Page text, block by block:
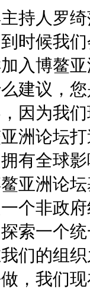
持人罗
时候我
入博鳌
建议，
因为我
洲论坛
有全球
亚洲论
个非政
索一个
们的组
，我们